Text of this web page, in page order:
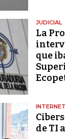
JUDICIAL
La
que
de TI